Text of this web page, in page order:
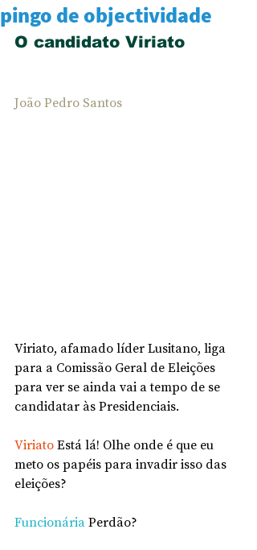
pingo de objectividade
O candidato Viriato
João Pedro Santos
Viriato, afamado líder Lusitano, liga
para a Comissão Geral de Eleições
para ver se ainda vai a tempo de se
candidatar às Presidenciais.
Viriato Está lá! Olhe onde é que eu
meto os papéis para invadir isso das
eleições?
Funcionária Perdão?